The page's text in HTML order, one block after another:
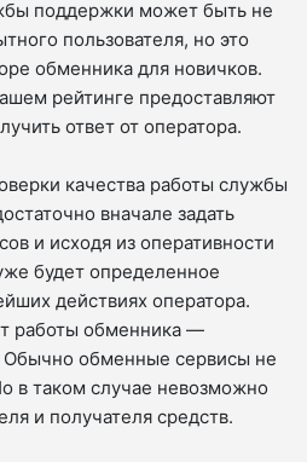
поддержки может быть не
пользователя, но это
обменника для новичков.
рейтинге предоставляют
ответ от оператора.
качества работы службы
вначале задать
и исходя из оперативности
будет определенное
действиях оператора.
работы обменника —
обменные сервисы не
в таком случае невозможно
и получателя средств.